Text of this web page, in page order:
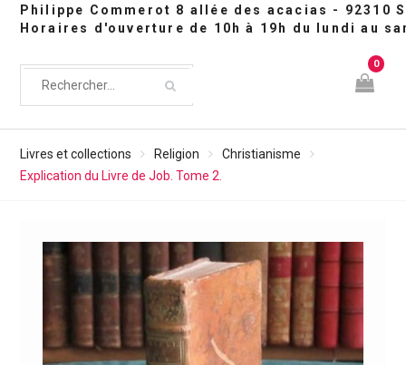
0
Livres et collections Religion
Christianisme
Explication du Livre de Job. Tome 2.